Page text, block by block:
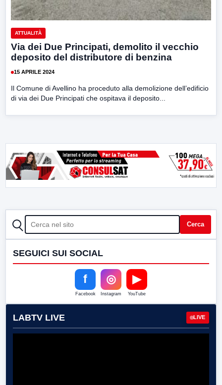
ATTUALITÀ
Via dei Due Principati, demolito il vecchio
deposito del distributore di benzina
15 APRILE 2024
Il Comune di Avellino ha proceduto alla demolizione dell’edificio
di via dei Due Principati che ospitava il deposito...
CERCA Cerca
SEGUICI SUI SOCIAL
f
Facebook
◎
Instagram
▶
YouTube
LABTV LIVE LIVE